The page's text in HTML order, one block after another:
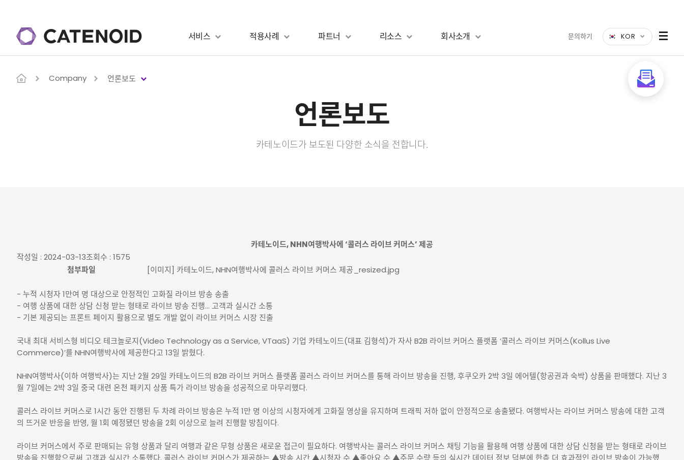
KOR
문의하기
서비스 적용사례 파트너 리소스 회사소개
Company 언론보도
언론보도
카테노이드가 보도된 다양한 소식을 전합니다.
카테노이드, NHN여행박사에 ‘콜러스 라이브 커머스’ 제공
작성일 : 2024-03-13조회수 : 1575
첨부파일
[이미지] 카테노이드, NHN여행박사에 콜러스 라이브 커머스 제공_resized.jpg
- 누적 시청자 1만여 명 대상으로 안정적인 고화질 라이브 방송 송출
- 여행 상품에 대한 상담 신청 받는 형태로 라이브 방송 진행... 고객과 실시간 소통
- 기본 제공되는 프론트 페이지 활용으로 별도 개발 없이 라이브 커머스 시장 진출
국내 최대 서비스형 비디오 테크놀로지(Video Technology as a Service, VTaaS) 기업 카테노이드(대표 김형석)가 자사 B2B 라이브 커머스 플랫폼 ‘콜러스 라이브 커머스(Kollus Live
Commerce)’를 NHN여행박사에 제공한다고 13일 밝혔다.
NHN여행박사(이하 여행박사)는 지난 2월 29일 카테노이드의 B2B 라이브 커머스 플랫폼 콜러스 라이브 커머스를 통해 라이브 방송을 진행, 후쿠오카 2박 3일 에어텔(항공권과 숙박) 상품을 판매했다. 지난 3
월 7일에는 2박 3일 중국 대련 온천 패키지 상품 특가 라이브 방송을 성공적으로 마무리했다.
콜러스 라이브 커머스로 1시간 동안 진행된 두 차례 라이브 방송은 누적 1만 명 이상의 시청자에게 고화질 영상을 유지하며 트래픽 저하 없이 안정적으로 송출됐다. 여행박사는 라이브 커머스 방송에 대한 고객
의 뜨거운 반응을 반영, 월 1회 예정됐던 방송을 2회 이상으로 늘려 진행할 방침이다.
라이브 커머스에서 주로 판매되는 유형 상품과 달리 여행과 같은 무형 상품은 새로운 접근이 필요하다. 여행박사는 콜러스 라이브 커머스 채팅 기능을 활용해 여행 상품에 대한 상담 신청을 받는 형태로 라이브
방송을 진행함으로써 고객과 실시간 소통했다. 콜러스 라이브 커머스가 제공하는 ▲방송 시간 ▲시청자 수 ▲좋아요 수 ▲주문 수량 등의 실시간 데이터 정보 덕분에 한층 더 효과적인 라이브 방송이 가능했